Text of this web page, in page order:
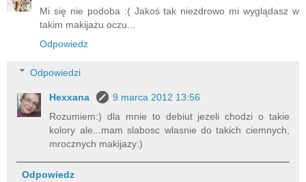
Mi się nie podoba :( Jakoś tak niezdrowo mi wyglądasz w
takim makijażu oczu...
Odpowiedz
Odpowiedzi
Hexxana
9 marca 2012 13:56
Rozumiem:) dla mnie to debiut jezeli chodzi o takie
kolory ale...mam slabosc wlasnie do takich ciemnych,
mrocznych makijazy:)
Odpowiedz